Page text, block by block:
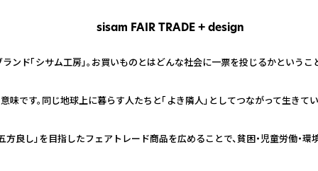
sisam FAIR TRADE + design
ド「シサム工房」。お買いものとはどんな社会に一票を投じるかというこ
意味です。同じ地球上に暮らす人たちと「よき隣人」としてつながって生き
五方良し」を目指したフェアトレード商品を広めることで、貧困・児童労働・